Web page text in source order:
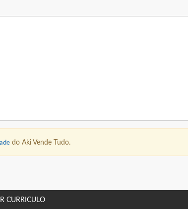
do Aki Vende Tudo.
CURRICULO